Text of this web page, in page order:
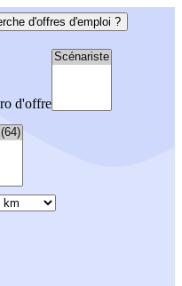
d'offres d'emploi ?
d'offre